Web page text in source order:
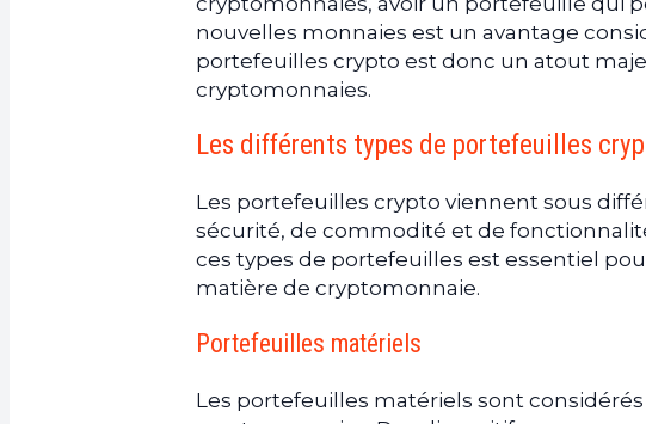
nouvelles monnaies est un avantage
portefeuilles crypto est donc un atout
cryptomonnaies.
Les différents types de portefeuilles
Les portefeuilles crypto viennent sous
sécurité, de commodité et de
ces types de portefeuilles est essentiel
matière de cryptomonnaie.
Portefeuilles matériels
Les portefeuilles matériels sont